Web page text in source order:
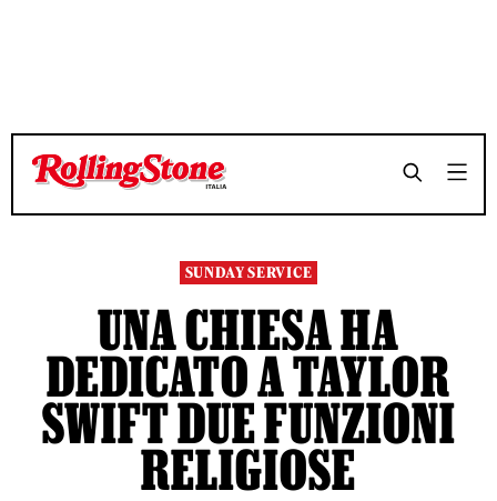
TEMPO DI LETTURA 4 MINUTI SHARE
TEMPO DI LETTURA 4 MINUTI SHARE
SUNDAY SERVICE
UNA CHIESA HA
DEDICATO A TAYLOR
SWIFT DUE FUNZIONI
RELIGIOSE